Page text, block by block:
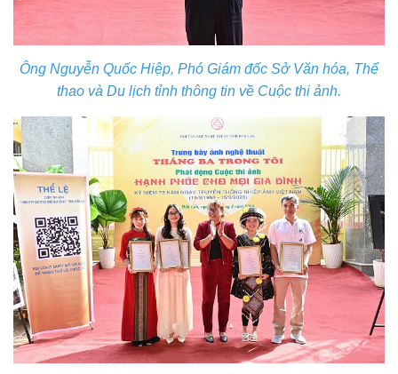
Ông Nguyễn Quốc Hiệp, Phó Giám đốc Sở Văn hóa, Thể
thao và Du lịch tỉnh thông tin về Cuộc thi ảnh.